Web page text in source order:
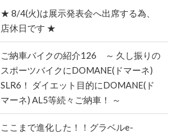
★ 8/4(火)は展示発表会へ出席する為、
店休日です ★
ご納車バイクの紹介126 ～ 久し振りの
スポーツバイクにDOMANE(ドマーネ)
SLR6！ ダイエット目的にDOMANE(ド
マーネ) AL5等続々ご納車！ ～
ここまで進化した！！グラベルe-